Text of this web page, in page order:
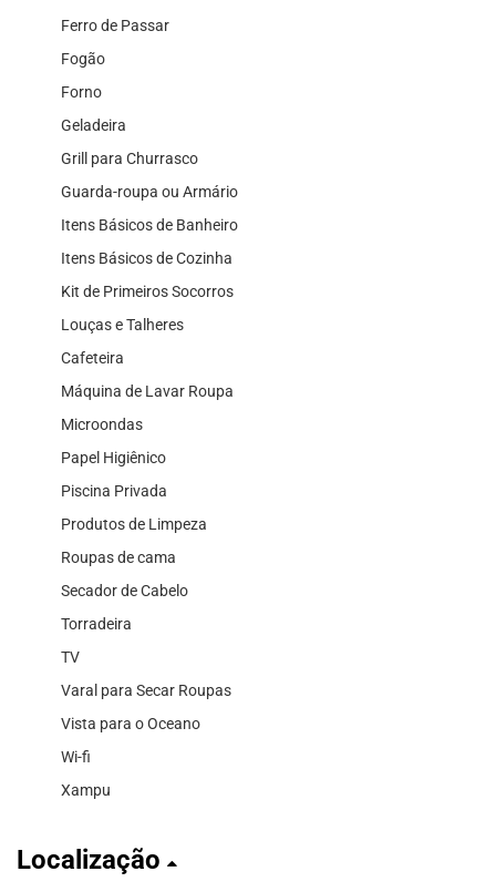
Ferro de Passar
Fogão
Forno
Geladeira
Grill para Churrasco
Guarda-roupa ou Armário
Itens Básicos de Banheiro
Itens Básicos de Cozinha
Kit de Primeiros Socorros
Louças e Talheres
Cafeteira
Máquina de Lavar Roupa
Microondas
Papel Higiênico
Piscina Privada
Produtos de Limpeza
Roupas de cama
Secador de Cabelo
Torradeira
TV
Varal para Secar Roupas
Vista para o Oceano
Wi-fi
Xampu
Localização